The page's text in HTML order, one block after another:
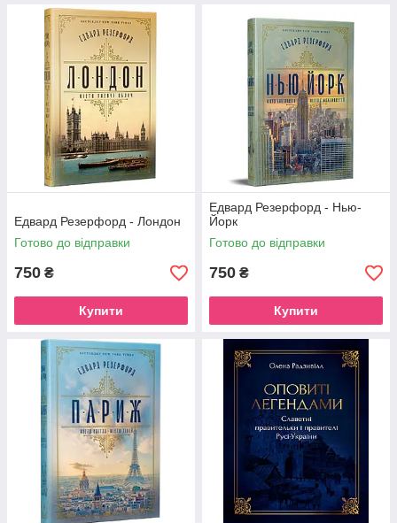
Едвард Резерфорд - Лондон
Готово до відправки
750 ₴
Купити
Едвард Резерфорд - Нью-
Йорк
Готово до відправки
750 ₴
Купити